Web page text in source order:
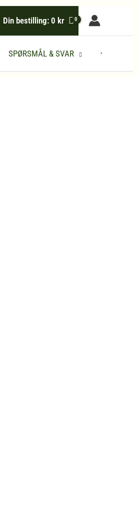
Din bestilling: 0 kr
SPØRSMÅL & SVAR